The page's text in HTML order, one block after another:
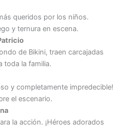
queridos por los niños.
y ternura en escena.
de Bikini, traen carcajadas
toda la familia.
y completamente impredecible!
el escenario.
la acción. ¡Héroes adorados